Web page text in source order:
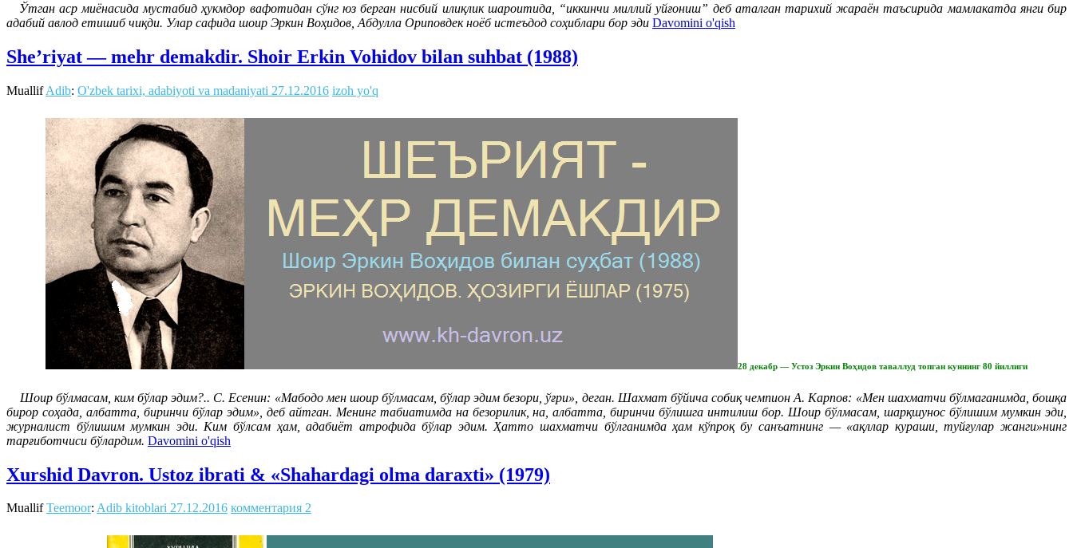
Ўтган аср миёнасида мустабид ҳукмдор вафотидан сўнг юз берган нисбий илиқлик шароитида, “иккинчи миллий уйғониш” деб аталган тарихий жараён таъсирида мамлакатда янги бир
адабий авлод етишиб чиқди. Улар сафида шоир Эркин Воҳидов, Абдулла Ориповдек ноёб истеъдод соҳиблари бор эди Davomini o'qish
She’riyat — mehr demakdir. Shoir Erkin Vohidov bilan suhbat (1988)
MuallifAdib: O'zbek tarixi, adabiyoti va madaniyati 27.12.2016 izoh yo'q
28 декабр — Устоз Эркин Воҳидов таваллуд топган куннинг 80 йиллиги
Шоир бўлмасам, ким бўлар эдим?.. С. Есенин: «Мабодо мен шоир бўлмасам, бўлар эдим безори, ўғри», деган. Шахмат бўйича собиқ чемпион А. Карпов: «Мен шахматчи бўлмаганимда, бошқа
бирор соҳада, албатта, биринчи бўлар эдим», деб айтган. Менинг табиатимда на безорилик, на, албатта, биринчи бўлишга интилиш бор. Шоир бўлмасам, шарқшунос бўлишим мумкин эди,
журналист бўлишим мумкин эди. Ким бўлсам ҳам, адабиёт атрофида бўлар эдим. Ҳатто шахматчи бўлганимда ҳам кўпроқ бу санъатнинг — «ақллар кураши, туйғулар жанги»нинг
тарғиботчиси бўлардим. Davomini o'qish
Xurshid Davron. Ustoz ibrati & «Shahardagi olma daraxti» (1979)
MuallifTeemoor: Adib kitoblari 27.12.2016 комментария 2